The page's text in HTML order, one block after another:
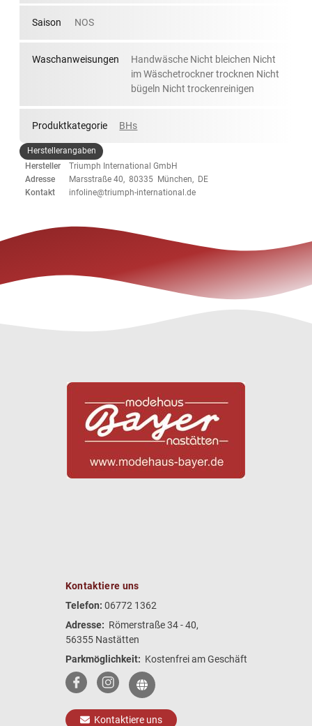
Saison NOS
Waschanweisungen
Handwäsche Nicht bleichen Nicht
im Wäschetrockner trocknen Nicht
bügeln Nicht trockenreinigen
Produktkategorie BHs
Herstellerangaben
Hersteller
Triumph International GmbH
Adresse
Marsstraße 40, 80335 München, DE
Kontakt
infoline@triumph-international.de
Kontaktiere uns
Telefon: 06772 1362
Adresse: Römerstraße 34 - 40,
56355 Nastätten
Parkmöglichkeit: Kostenfrei am Geschäft
Kontaktiere uns